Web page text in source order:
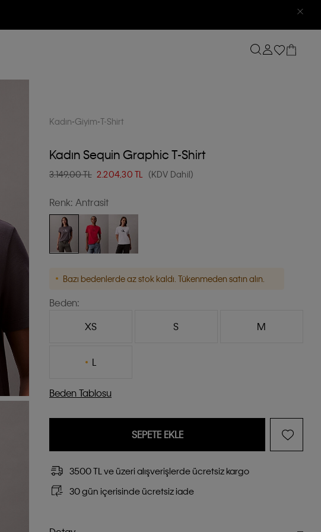
Kadın Giyim T-Shirt
Kadın Sequin Graphic T-Shirt
3.149,00 TL 2.204,30 TL (KDV Dahil)
Renk: Antrasit
Bazı bedenlerde az stok kaldı. Tükenmeden satın alın.
Beden:
XS
S M
L
Beden Tablosu
SEPETE EKLE
3500 TL ve üzeri alışverişlerde ücretsiz kargo
30 gün içerisinde ücretsiz iade